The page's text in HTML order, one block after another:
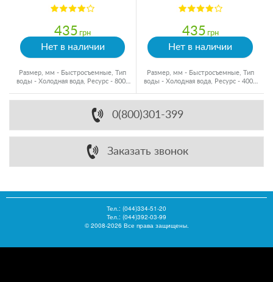
435 грн
Нет в наличии
Размер, мм - Быстросъемные, Тип
воды - Холодная вода, Ресурс - 8000
435 грн
Нет в наличии
Размер, мм - Быстросъемные, Тип
воды - Холодная вода, Ресурс - 4000
0(800)301-399
Заказать звонок
Тел.: (044)334-51-20
Тел.: (044)392-03-99
© 2008-2026 Все права защищены.